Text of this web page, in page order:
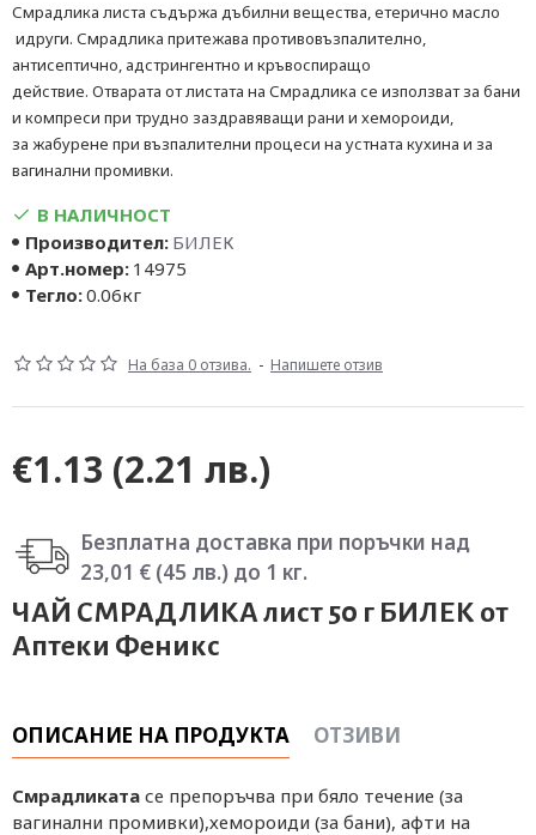
В НАЛИЧНОСТ
Производител: БИЛЕК
Арт.номер: 14975
Тегло:0.06кг
На база 0 отзива. - Напишете отзив
€1.13 (2.21 лв.)
Смрадлика листа съдържа дъбилни вещества, етерично масло
идруги. Смрадлика притежава противовъзпалително,
антисептично, адстрингентно и кръвоспиращо
действие. Отварата от листата на Смрадлика се използват за бани
и компреси при трудно заздравяващи рани и хемороиди,
за жабурене при възпалителни процеси на устната кухина и за
вагинални промивки.
Безплатна доставка при поръчки над
23,01 € (45 лв.) до 1 кг.
ЧАЙ СМРАДЛИКА лист 50 г БИЛЕК от
Аптеки Феникс
ОПИСАНИЕ НА ПРОДУКТА ОТЗИВИ
Смрадликата се препоръчва при бяло течение (за
вагинални промивки),хемороиди (за бани), афти на